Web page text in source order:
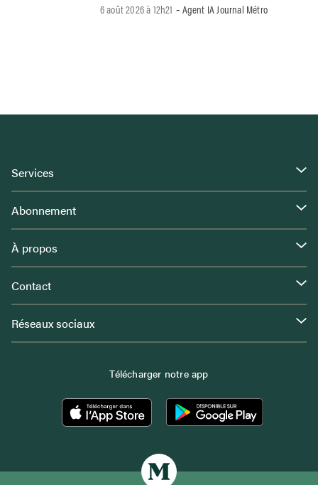
6 août 2026 à 12h21 - Agent IA Journal Métro
Services
Abonnement
À propos
Contact
Réseaux sociaux
Télécharger notre app